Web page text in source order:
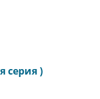
серия )